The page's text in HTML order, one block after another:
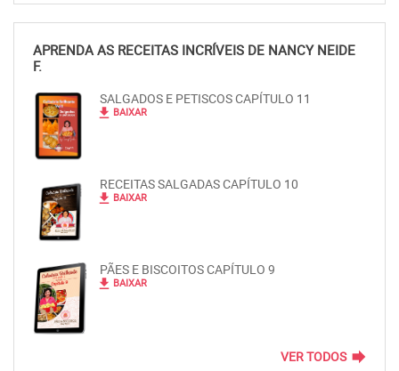
APRENDA AS RECEITAS INCRÍVEIS DE NANCY NEIDE
F.
SALGADOS E PETISCOS CAPÍTULO 11
file_download BAIXAR
RECEITAS SALGADAS CAPÍTULO 10
file_download BAIXAR
PÃES E BISCOITOS CAPÍTULO 9
file_download BAIXAR
VER TODOS forward